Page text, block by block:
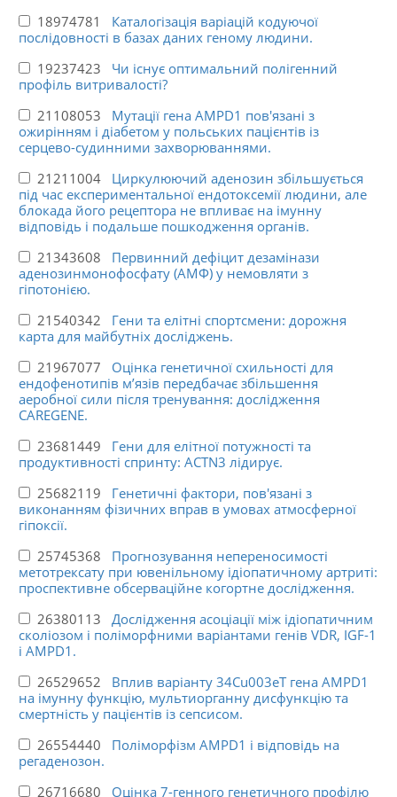
18974781 Каталогізація варіацій кодуючої
послідовності в базах даних геному людини.
19237423 Чи існує оптимальний полігенний
профіль витривалості?
21108053 Мутації гена AMPD1 пов'язані з
ожирінням і діабетом у польських пацієнтів із
серцево-судинними захворюваннями.
21211004 Циркулюючий аденозин збільшується
під час експериментальної ендотоксемії людини, але
блокада його рецептора не впливає на імунну
відповідь і подальше пошкодження органів.
21343608 Первинний дефіцит дезамінази
аденозинмонофосфату (АМФ) у немовляти з
гіпотонією.
21540342 Гени та елітні спортсмени: дорожня
карта для майбутніх досліджень.
21967077 Оцінка генетичної схильності для
ендофенотипів м’язів передбачає збільшення
аеробної сили після тренування: дослідження
CAREGENE.
23681449 Гени для елітної потужності та
продуктивності спринту: ACTN3 лідирує.
25682119 Генетичні фактори, пов'язані з
виконанням фізичних вправ в умовах атмосферної
гіпоксії.
25745368 Прогнозування непереносимості
метотрексату при ювенільному ідіопатичному артриті:
проспективне обсерваційне когортне дослідження.
26380113 Дослідження асоціації між ідіопатичним
сколіозом і поліморфними варіантами генів VDR, IGF-1
і AMPD1.
26529652 Вплив варіанту 34Cu003eT гена AMPD1
на імунну функцію, мультиорганну дисфункцію та
смертність у пацієнтів із сепсисом.
26554440 Поліморфізм AMPD1 і відповідь на
регаденозон.
26716680 Оцінка 7-генного генетичного профілю